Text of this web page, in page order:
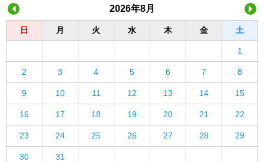
2026年8月
日 月 火 水 木 金 土
1
2 3 4 5 6 7 8
9 10 11 12 13 14 15
16 17 18 19 20 21 22
23 24 25 26 27 28 29
30 31